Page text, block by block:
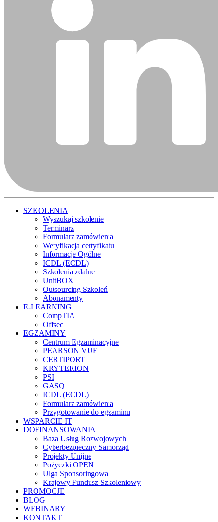
SZKOLENIA
Wyszukaj szkolenie
Terminarz
Formularz zamówienia
Weryfikacja certyfikatu
Informacje Ogólne
ICDL (ECDL)
Szkolenia zdalne
UnitBOX
Outsourcing Szkoleń
Abonamenty
E-LEARNING
CompTIA
Offsec
EGZAMINY
Centrum Egzaminacyjne
PEARSON VUE
CERTIPORT
KRYTERION
PSI
GASQ
ICDL (ECDL)
Formularz zamówienia
Przygotowanie do egzaminu
WSPARCIE IT
DOFINANSOWANIA
Baza Usług Rozwojowych
Cyberbezpieczny Samorząd
Projekty Unijne
Pożyczki OPEN
Ulga Sponsoringowa
Krajowy Fundusz Szkoleniowy
PROMOCJE
BLOG
WEBINARY
KONTAKT